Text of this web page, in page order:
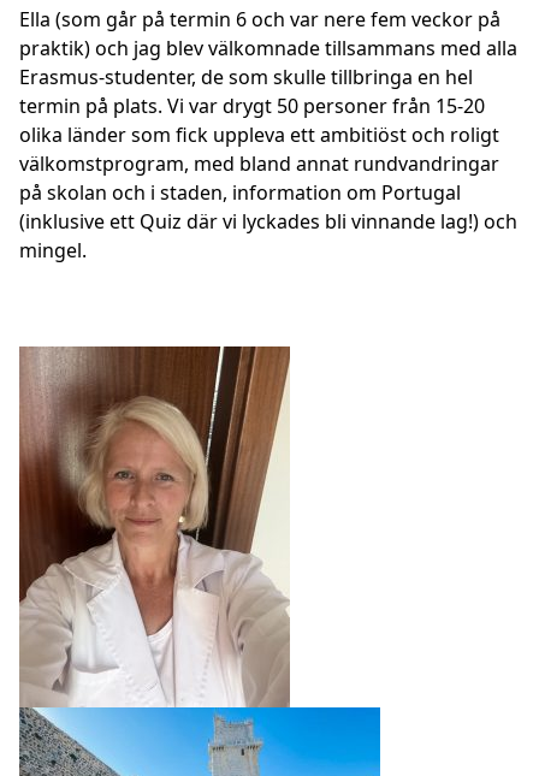
Ella (som går på termin 6 och var nere fem veckor på
praktik) och jag blev välkomnade tillsammans med alla
Erasmus-studenter, de som skulle tillbringa en hel
termin på plats. Vi var drygt 50 personer från 15-20
olika länder som fick uppleva ett ambitiöst och roligt
välkomstprogram, med bland annat rundvandringar
på skolan och i staden, information om Portugal
(inklusive ett Quiz där vi lyckades bli vinnande lag!) och
mingel.